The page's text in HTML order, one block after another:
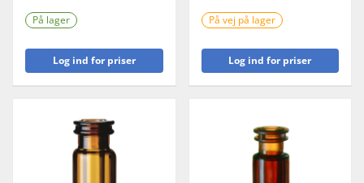
På lager
Log ind for priser
På vej på lager
Log ind for priser